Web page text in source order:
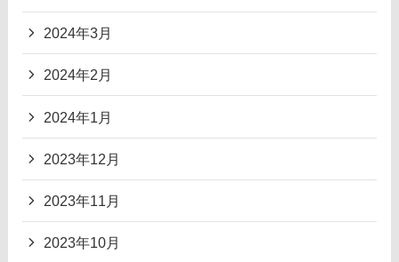
2024年3月
2024年2月
2024年1月
2023年12月
2023年11月
2023年10月